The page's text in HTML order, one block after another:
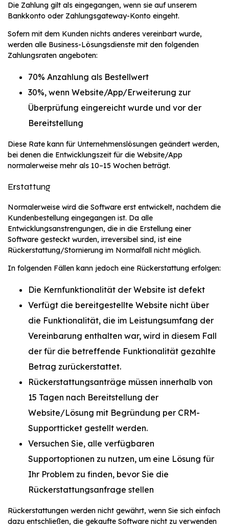
Die Zahlung gilt als eingegangen, wenn sie auf unserem
Bankkonto oder Zahlungsgateway-Konto eingeht.
Sofern mit dem Kunden nichts anderes vereinbart wurde,
werden alle Business-Lösungsdienste mit den folgenden
Zahlungsraten angeboten:
70% Anzahlung als Bestellwert
30%, wenn Website/App/Erweiterung zur
Überprüfung eingereicht wurde und vor der
Bereitstellung
Diese Rate kann für Unternehmenslösungen geändert werden,
bei denen die Entwicklungszeit für die Website/App
normalerweise mehr als 10–15 Wochen beträgt.
Erstattung
Normalerweise wird die Software erst entwickelt, nachdem die
Kundenbestellung eingegangen ist. Da alle
Entwicklungsanstrengungen, die in die Erstellung einer
Software gesteckt wurden, irreversibel sind, ist eine
Rückerstattung/Stornierung im Normalfall nicht möglich.
In folgenden Fällen kann jedoch eine Rückerstattung erfolgen:
Die Kernfunktionalität der Website ist defekt
Verfügt die bereitgestellte Website nicht über
die Funktionalität, die im Leistungsumfang der
Vereinbarung enthalten war, wird in diesem Fall
der für die betreffende Funktionalität gezahlte
Betrag zurückerstattet.
Rückerstattungsanträge müssen innerhalb von
15 Tagen nach Bereitstellung der
Website/Lösung mit Begründung per CRM-
Supportticket gestellt werden.
Versuchen Sie, alle verfügbaren
Supportoptionen zu nutzen, um eine Lösung für
Ihr Problem zu finden, bevor Sie die
Rückerstattungsanfrage stellen
Rückerstattungen werden nicht gewährt, wenn Sie sich einfach
dazu entschließen, die gekaufte Software nicht zu verwenden